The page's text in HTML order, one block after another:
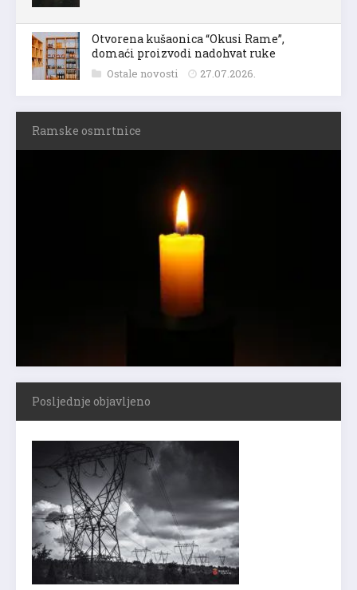
Otvorena kušaonica “Okusi Rame”,
domaći proizvodi nadohvat ruke
Ostale novosti 27.07.2026.
Ramske osmrtnice
Posljednje objavljeno